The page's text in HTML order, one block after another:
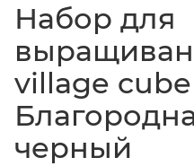
Набор для
village cube
черный